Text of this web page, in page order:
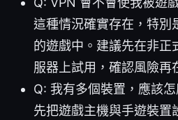
這種情況確實存在，特別
的遊戲中。建議先在非正
服器上試用，確認風險再
Q: 我有多個裝置，應該
先把遊戲主機與手遊裝置